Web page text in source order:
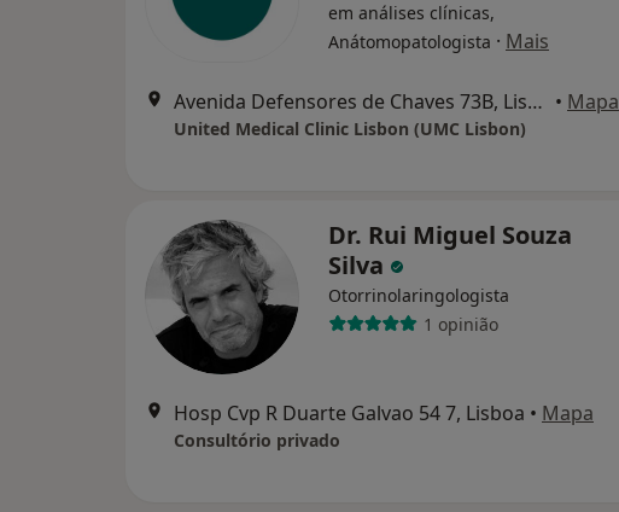
em análises clínicas,
Anátomopatologista · Mais
Avenida Defensores de Chaves 73B, Lisboa • Mapa
United Medical Clinic Lisbon (UMC Lisbon)
Dr. Rui Miguel Souza
Silva
Otorrinolaringologista
1 opinião
Hosp Cvp R Duarte Galvao 54 7, Lisboa • Mapa
Consultório privado